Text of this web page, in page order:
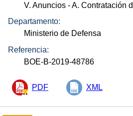
V. Anuncios - A. Contratación
Departamento:
Ministerio de Defensa
Referencia:
BOE-B-2019-48786
PDF XML